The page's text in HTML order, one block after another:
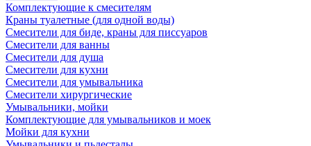
Комплектующие к смесителям
Краны туалетные (для одной воды)
Смесители для биде, краны для писсуаров
Смесители для ванны
Смесители для душа
Смесители для кухни
Смесители для умывальника
Смесители хирургические
Умывальники, мойки
Комплектующие для умывальников и моек
Мойки для кухни